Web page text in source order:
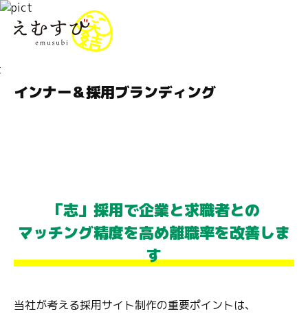
インナー＆採用ブランディング
「志」採用で企業と求職者との
マッチング精度を高め離職率を改善しま
す
当社が考える採用サイト制作の重要ポイントは、